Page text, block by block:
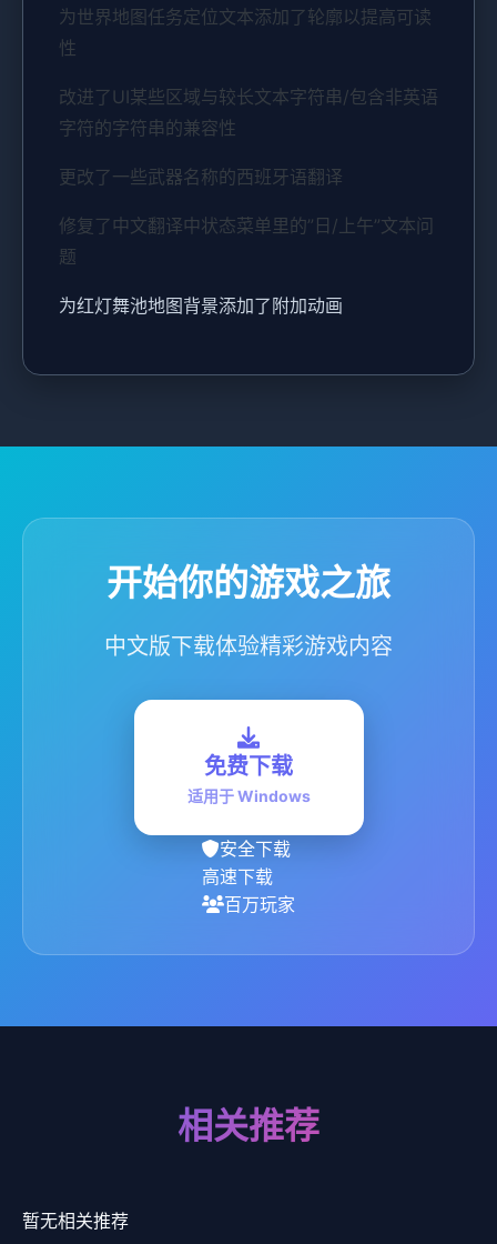
为世界地图任务定位文本添加了轮廓以提高可读
性
改进了UI某些区域与较长文本字符串/包含非英语
字符的字符串的兼容性
更改了一些武器名称的西班牙语翻译
修复了中文翻译中状态菜单里的”日/上午”文本问
题
为红灯舞池地图背景添加了附加动画
开始你的游戏之旅
中文版下载体验精彩游戏内容
免费下载
适用于 Windows
安全下载
高速下载
百万玩家
相关推荐
暂无相关推荐